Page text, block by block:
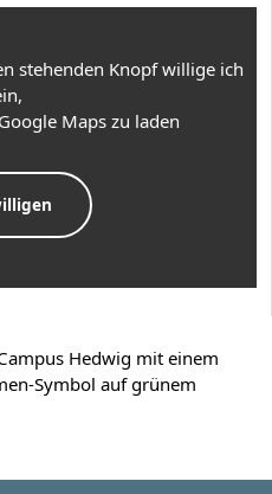
stehenden Knopf willige ich
Maps zu laden